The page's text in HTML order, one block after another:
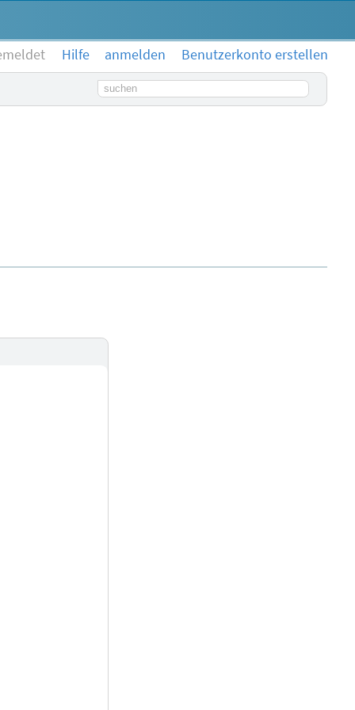
Hilfe anmelden
Benutzerkonto erstellen
Suchbegriff